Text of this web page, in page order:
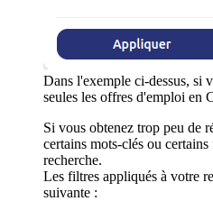
Dans l'exemple ci-dessus, si
seules les offres d'emploi en
Si vous obtenez trop peu de
certains mots-clés ou
recherche.
Les filtres appliqués à votre
suivante :